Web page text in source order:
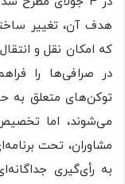
هدف آن، تغییر
در صرافی‌ها را
توکن‌های متعلق به
می‌شوند، اما
مشاوران، تحت